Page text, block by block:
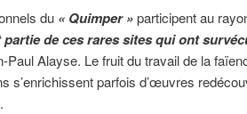
du « Quimper »participent au
de ces rares sites qui ont
Paul Alayse. Le fruit du travail de la
s’enrichissent parfois d’œuvres